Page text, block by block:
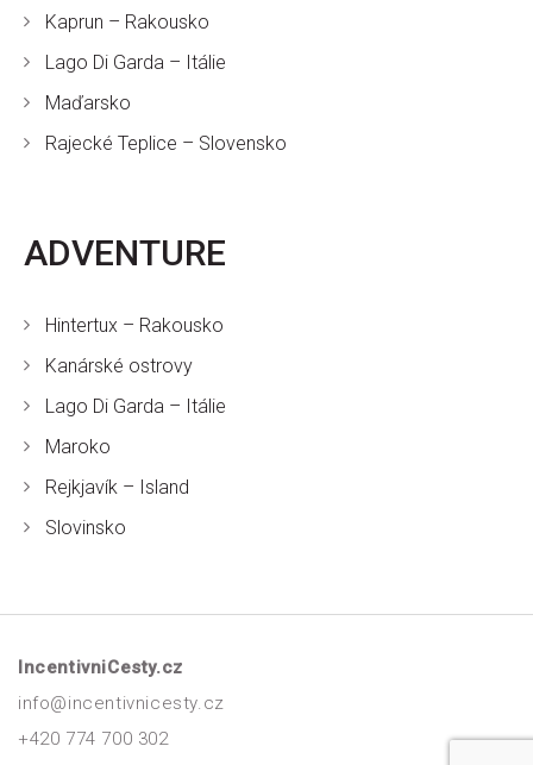
Kaprun – Rakousko
Lago Di Garda – Itálie
Maďarsko
Rajecké Teplice – Slovensko
ADVENTURE
Hintertux – Rakousko
Kanárské ostrovy
Lago Di Garda – Itálie
Maroko
Rejkjavík – Island
Slovinsko
IncentivniCesty.cz
info@incentivnicesty.cz
+420 774 700 302